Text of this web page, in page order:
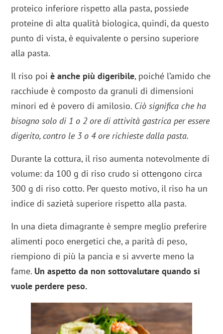
proteico inferiore rispetto alla pasta, possiede
proteine di alta qualità biologica, quindi, da questo
punto di vista, è equivalente o persino superiore
alla pasta.
Il riso poiè anche più digeribile, poiché l’amido che
racchiude è composto da granuli di dimensioni
minori ed è povero di amilosio. Ciò significa che ha
bisogno solo di 1 o 2 ore di attività gastrica per essere
digerito, contro le 3 o 4 ore richieste dalla pasta.
Durante la cottura, il riso aumenta notevolmente di
volume: da 100 g di riso crudo si ottengono circa
300 g di riso cotto. Per questo motivo, il riso ha un
indice di sazietà superiore rispetto alla pasta.
In una dieta dimagrante è sempre meglio preferire
alimenti poco energetici che, a parità di peso,
riempiono di più la pancia e si avverte meno la
fame. Un aspetto da non sottovalutare quando si
vuole perdere peso.